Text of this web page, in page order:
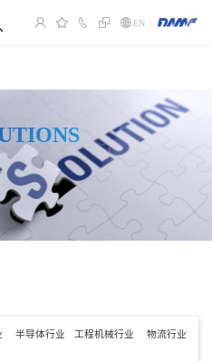
EN
半导体行业 工程机械行业 物流行业